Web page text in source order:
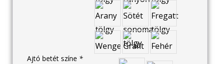
Ajtó betét színe *